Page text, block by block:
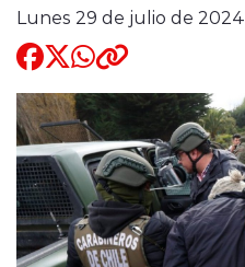
modo claro
Lunes 29 de julio de 2024